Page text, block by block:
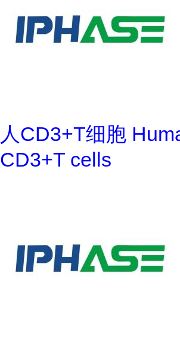
人CD3+T细胞
CD3+T cells